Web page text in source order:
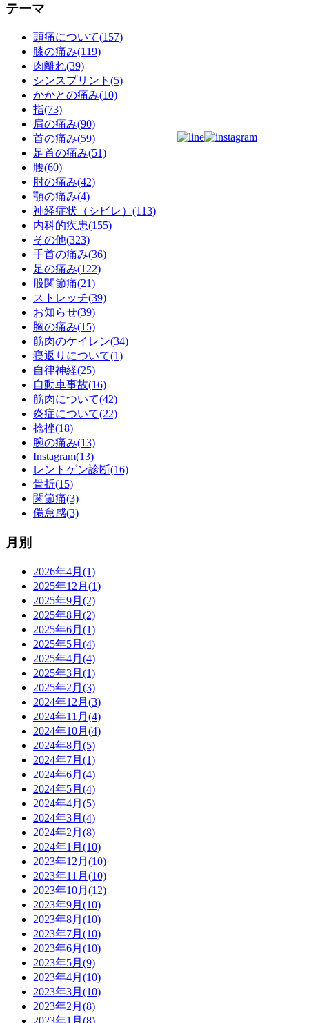
テーマ
頭痛について(157)
膝の痛み(119)
肉離れ(39)
シンスプリント(5)
かかとの痛み(10)
指(73)
肩の痛み(90)
首の痛み(59)
足首の痛み(51)
腰(60)
肘の痛み(42)
顎の痛み(4)
神経症状（シビレ）(113)
内科的疾患(155)
その他(323)
手首の痛み(36)
足の痛み(122)
股関節痛(21)
ストレッチ(39)
お知らせ(39)
胸の痛み(15)
筋肉のケイレン(34)
寝返りについて(1)
自律神経(25)
自動車事故(16)
筋肉について(42)
炎症について(22)
捻挫(18)
腕の痛み(13)
Instagram(13)
レントゲン診断(16)
骨折(15)
関節痛(3)
倦怠感(3)
月別
2026年4月(1)
2025年12月(1)
2025年9月(2)
2025年8月(2)
2025年6月(1)
2025年5月(4)
2025年4月(4)
2025年3月(1)
2025年2月(3)
2024年12月(3)
2024年11月(4)
2024年10月(4)
2024年8月(5)
2024年7月(1)
2024年6月(4)
2024年5月(4)
2024年4月(5)
2024年3月(4)
2024年2月(8)
2024年1月(10)
2023年12月(10)
2023年11月(10)
2023年10月(12)
2023年9月(10)
2023年8月(10)
2023年7月(10)
2023年6月(10)
2023年5月(9)
2023年4月(10)
2023年3月(10)
2023年2月(8)
2023年1月(8)